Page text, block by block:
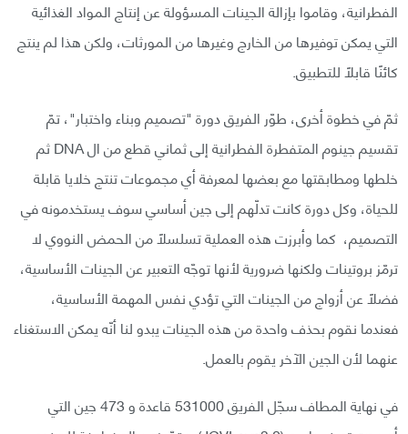
الفطرانية، وقاموا بإزالة الجينات المسؤولة عن إنتاج المواد الغذائية
التي يمكن توفيرها من الخارج وغيرها من المورثات، ولكن هذا لم ينتج
كائنًا قابلًا للتطبيق.
ثمّ في خطوة أخرى، طوّر الفريق دورة "تصميم وبناء واختبار"، تمّ
تقسيم جينوم المتفطرة الفطرانية إلى ثماني قطع من ال DNA ثم
خلطها ومطابقتها مع بعضها لمعرفة أي مجموعات تنتج خلايا قابلة
للحياة، وكل دورة كانت تدلّهم إلى جين أساسي سوف يستخدمونه في
التصميم، كما وأبرزت هذه العملية تسلسلًا من الحمض النووي لا
ترمّز بروتينات ولكنها ضرورية لأنها توجّه التعبير عن الجينات الأساسية،
فضلًا عن أزواج من الجينات التي تؤدي نفس المهمة الأساسية،
فعندما نقوم بحذف واحدة من هذه الجينات يبدو لنا أنّه يمكن الاستغناء
عنهما لأن الجين الآخر يقوم بالعمل.
في نهاية المطاف سجّل الفريق 531000 قاعدة و 473 جين التي